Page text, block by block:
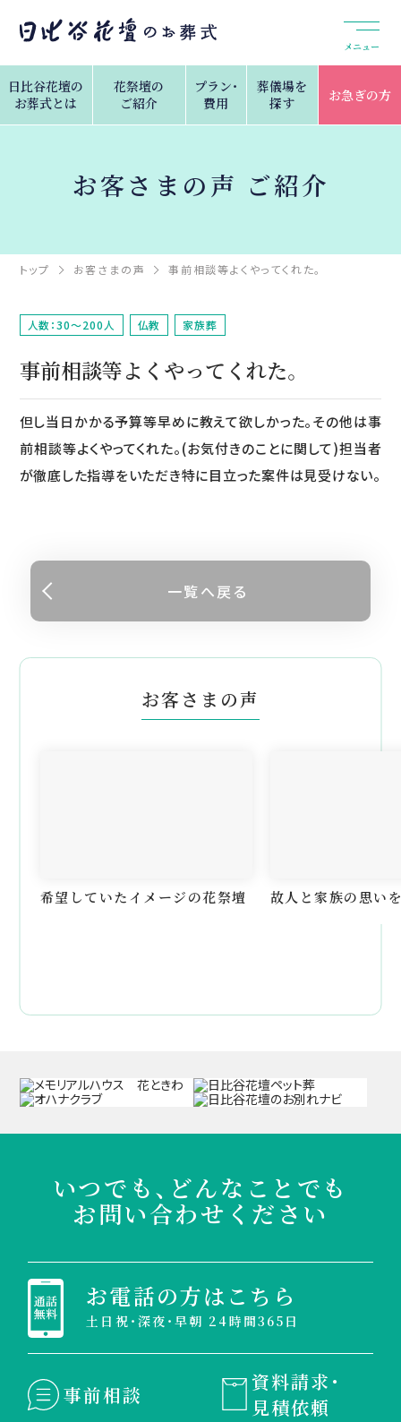
メニュー
日比谷花壇の
お葬式とは
花祭壇の
ご紹介
プラン・
費用
葬儀場を
探す
お急ぎの方
お客さまの声 ご紹介
トップ お客さまの声 事前相談等よくやってくれた。
人数：30～200人 仏教 家族葬
事前相談等よくやってくれた。
但し当日かかる予算等早めに教えて欲しかった。その他は事
前相談等よくやってくれた。(お気付きのことに関して)担当者
が徹底した指導をいただき特に目立った案件は見受けない。
一覧へ戻る
お客さまの声
希望していたイメージの花祭壇 故人と家族の思い
いつでも、どんなことでも
お問い合わせください
お電話の方はこちら
土日祝・深夜・早朝 24時間365日
事前相談
資料請求・
見積依頼